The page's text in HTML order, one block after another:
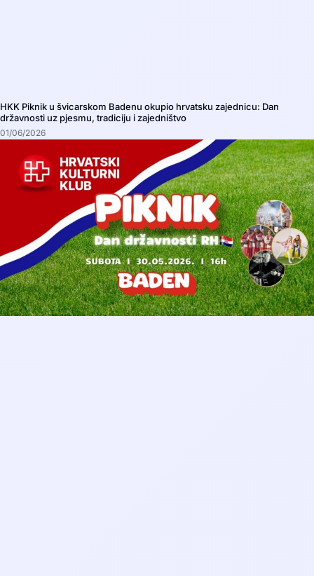
HKK Piknik u švicarskom Badenu okupio hrvatsku zajednicu: Dan
državnosti uz pjesmu, tradiciju i zajedništvo
01/06/2026